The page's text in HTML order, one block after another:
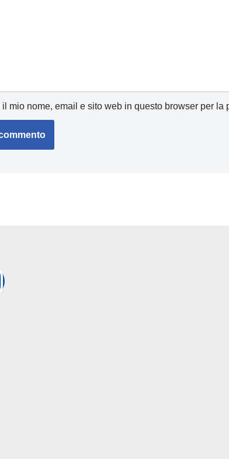
il mio nome, email e sito web in questo browser per la